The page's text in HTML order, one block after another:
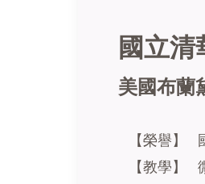
國立
美國布
【榮譽】
【教學】